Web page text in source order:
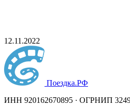
12.11.2022
Поездка.РФ
ИНН 920162670895 · ОГРНИП